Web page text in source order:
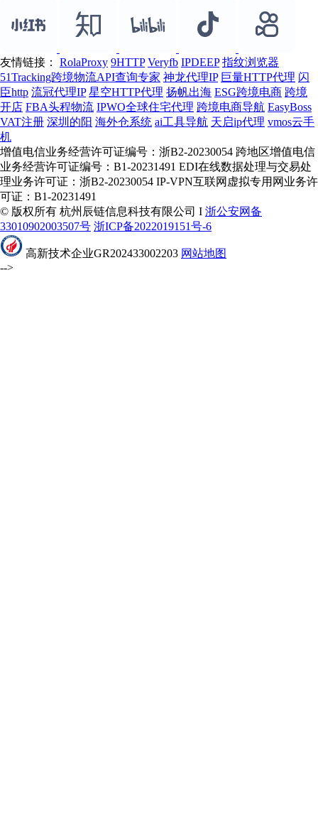
友情链接： RolaProxy 9HTTP Veryfb IPDEEP 指纹浏览器
51Tracking跨境物流API查询专家 神龙代理IP 巨量HTTP代理 闪
臣http 流冠代理IP 星空HTTP代理 扬帆出海 ESG跨境电商 跨境
开店 FBA头程物流 IPWO全球住宅代理 跨境电商导航 EasyBoss
VAT注册 深圳的阳 海外仓系统 ai工具导航 天启ip代理 vmos云手
机
增值电信业务经营许可证编号：浙B2-20230054 跨地区增值电信
业务经营许可证编号：B1-20231491 EDI在线数据处理与交易处
理业务许可证：浙B2-20230054 IP-VPN互联网虚拟专用网业务许
可证：B1-20231491
© 版权所有 杭州辰链信息科技有限公司 I 浙公安网备
33010902003507号 浙ICP备2022019151号-6
高新技术企业GR202433002203 网站地图
-->